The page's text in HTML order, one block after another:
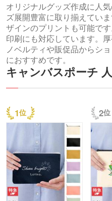
オリジナルグッズ作成に人
ズ展開豊富に取り揃えてい
ザインのプリントも可能で
印刷にも対応しています。
ノベルティや販促品からシ
におすすめです。
キャンバスポーチ
1 2